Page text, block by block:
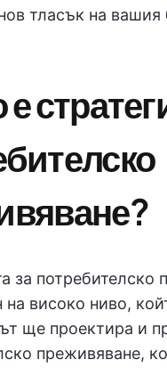
тласък на вашия
за потребителско
на високо ниво,
ще проектира и
преживяване,